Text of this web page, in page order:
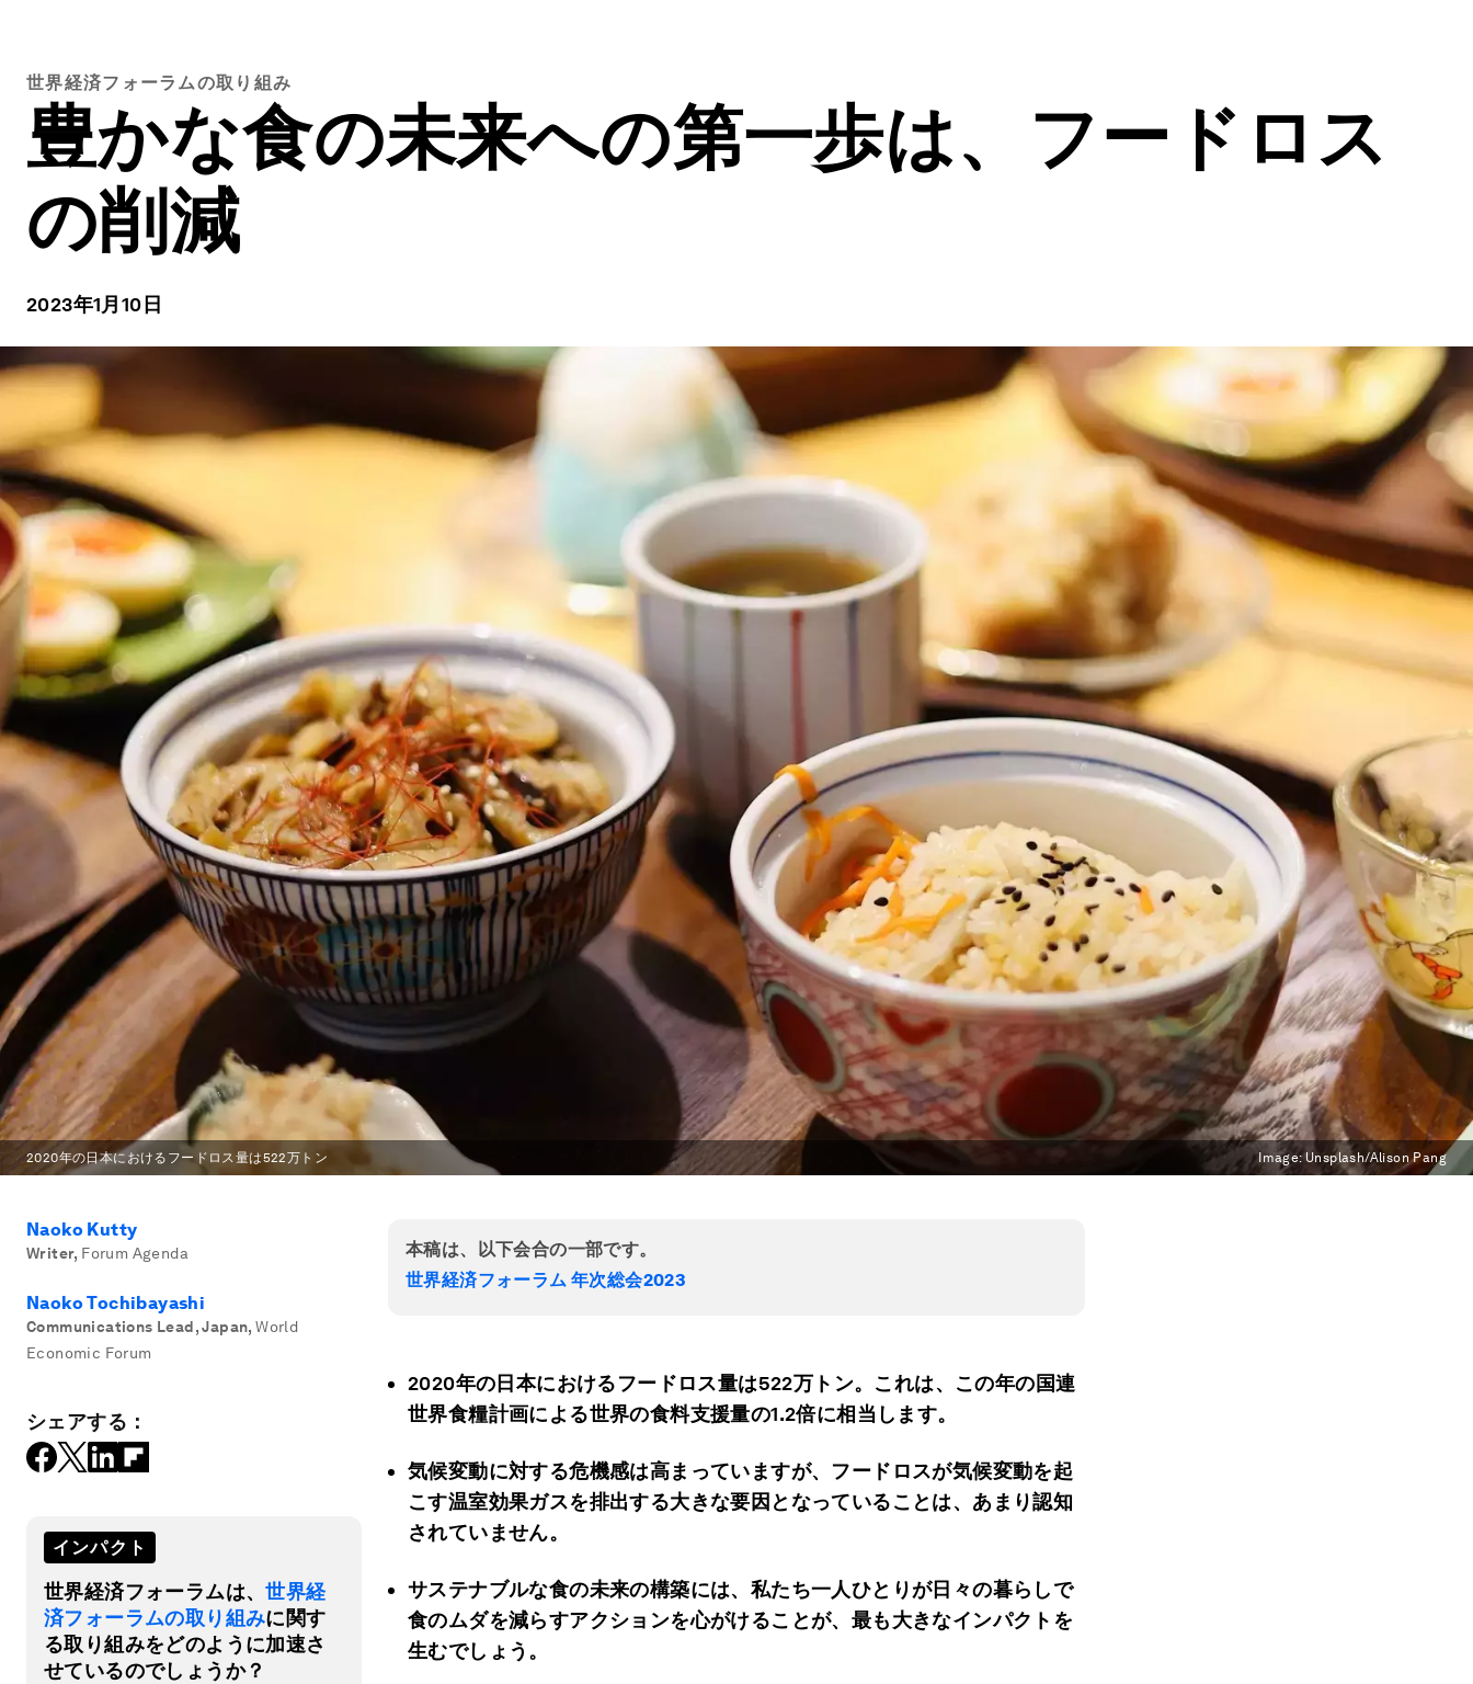
世界経済フォーラムの取り組み
豊かな食の未来への第一歩は、フードロス
の削減
2023年1月10日
2020年の日本におけるフードロス量は522万トン Image:Unsplash/Alison Pang
Naoko Kutty
Writer, Forum Agenda
Naoko Tochibayashi
Communications Lead, Japan, World
Economic Forum
シェアする：
インパクト
世界経済フォーラムは、世界経
済フォーラムの取り組みに関す
る取り組みをどのように加速さ
せているのでしょうか？
本稿は、以下会合の一部です。
世界経済フォーラム 年次総会2023
2020年の日本におけるフードロス量は522万トン。これは、この年の国連
世界食糧計画による世界の食料支援量の1.2倍に相当します。
気候変動に対する危機感は高まっていますが、フードロスが気候変動を起
こす温室効果ガスを排出する大きな要因となっていることは、あまり認知
されていません。
サステナブルな食の未来の構築には、私たち一人ひとりが日々の暮らしで
食のムダを減らすアクションを心がけることが、最も大きなインパクトを
生むでしょう。